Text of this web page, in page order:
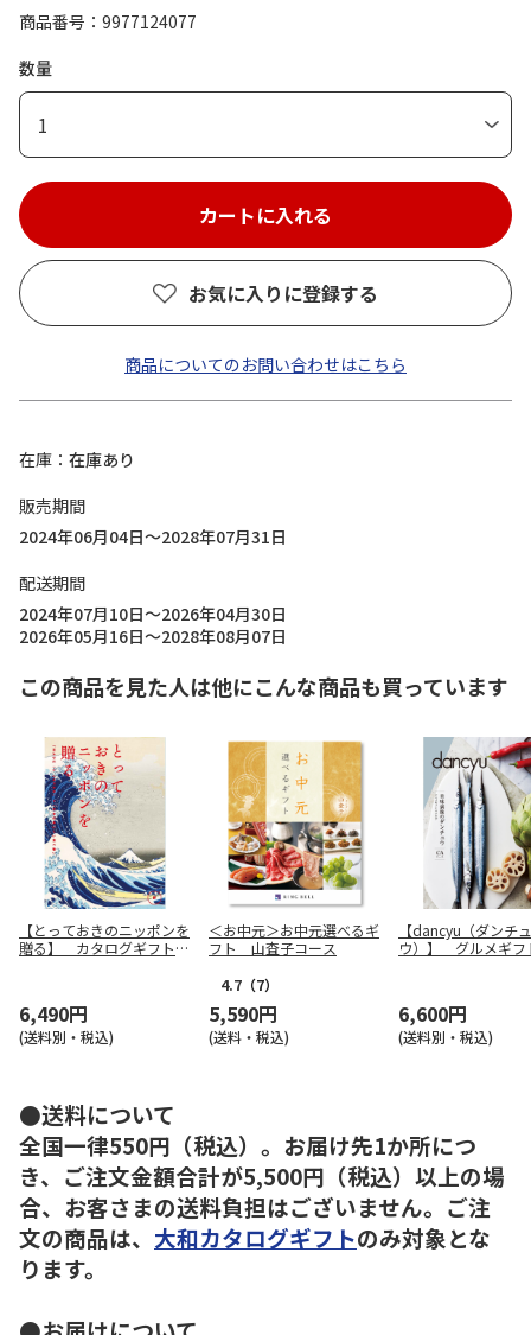
商品番号
9977124077
数量
1
お気に入りに登録する
商品についてのお問い合わせはこちら
在庫
在庫あり
販売期間
2024年06月04日～2028年07月31日
配送期間
2024年07月10日～2026年04月30日
2026年05月16日～2028年08月07日
この商品を見た人は他にこんな商品も買っています
【とっておきのニッポンを
贈る】 カタログギフト
6,490円
(送料別・税込)
＜お中元＞お中元選べるギ
フト 山査子コース
4.7 （7）
5,590円
(送料・税込)
【dancyu（ダンチュ
ウ）】 グルメギフ
6,600円
(送料別・税込)
●送料について
全国一律550円（税込）。お届け先1か所につ
き、ご注文金額合計が5,500円（税込）以上の場
合、お客さまの送料負担はございません。ご注
文の商品は、 大和カタログギフトのみ対象とな
ります。